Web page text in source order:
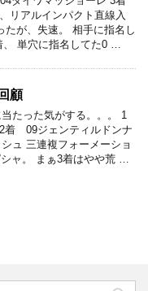
リアルインパクト直線入
たが、失速。 相手に指名し
単穴に指名してた0 …
顧
たった気がする。。。 1
09ジェンティルドンナ
ュ 三連複フォーメーショ
ャ。 まぁ3着はやや荒 …